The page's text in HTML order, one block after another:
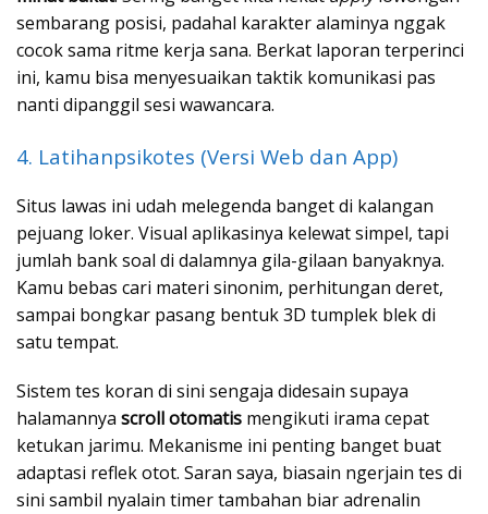
sembarang posisi, padahal karakter alaminya nggak
cocok sama ritme kerja sana. Berkat laporan terperinci
ini, kamu bisa menyesuaikan taktik komunikasi pas
nanti dipanggil sesi wawancara.
4. Latihanpsikotes (Versi Web dan App)
Situs lawas ini udah melegenda banget di kalangan
pejuang loker. Visual aplikasinya kelewat simpel, tapi
jumlah bank soal di dalamnya gila-gilaan banyaknya.
Kamu bebas cari materi sinonim, perhitungan deret,
sampai bongkar pasang bentuk 3D tumplek blek di
satu tempat.
Sistem tes koran di sini sengaja didesain supaya
halamannya scroll otomatis mengikuti irama cepat
ketukan jarimu. Mekanisme ini penting banget buat
adaptasi reflek otot. Saran saya, biasain ngerjain tes di
sini sambil nyalain timer tambahan biar adrenalin